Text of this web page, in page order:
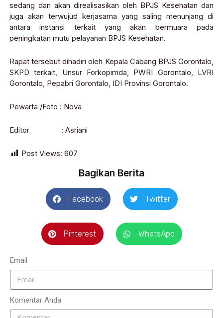
sedang dan akan direalisasikan oleh BPJS Kesehatan dan
juga akan terwujud kerjasama yang saling menunjang di
antara instansi terkait yang akan bermuara pada
peningkatan mutu pelayanan BPJS Kesehatan.
Rapat tersebut dihadiri oleh Kepala Cabang BPJS Gorontalo,
SKPD terkait, Unsur Forkopimda, PWRI Gorontalo, LVRI
Gorontalo, Pepabri Gorontalo, IDI Provinsi Gorontalo.
Pewarta /Foto : Nova
Editor : Asriani
Post Views: 607
Bagikan Berita
Facebook Twitter
Pinterest WhatsApp
Email
Komentar Anda